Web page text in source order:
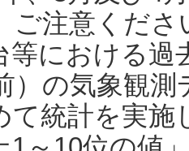
ご注意くだ
等における過
）の気象観
て統計を実